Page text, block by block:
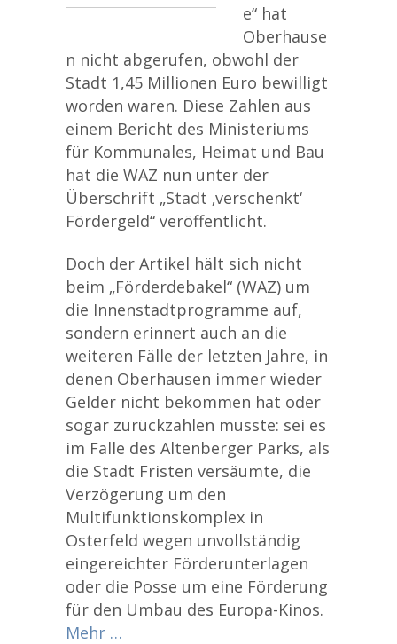
e“ hat
Oberhause
n nicht abgerufen, obwohl der
Stadt 1,45 Millionen Euro bewilligt
worden waren. Diese Zahlen aus
einem Bericht des Ministeriums
für Kommunales, Heimat und Bau
hat die WAZ nun unter der
Überschrift „Stadt ‚verschenkt‘
Fördergeld“ veröffentlicht.
Doch der Artikel hält sich nicht
beim „Förderdebakel“ (WAZ) um
die Innenstadtprogramme auf,
sondern erinnert auch an die
weiteren Fälle der letzten Jahre, in
denen Oberhausen immer wieder
Gelder nicht bekommen hat oder
sogar zurückzahlen musste: sei es
im Falle des Altenberger Parks, als
die Stadt Fristen versäumte, die
Verzögerung um den
Multifunktionskomplex in
Osterfeld wegen unvollständig
eingereichter Förderunterlagen
oder die Posse um eine Förderung
für den Umbau des Europa-Kinos.
Mehr …